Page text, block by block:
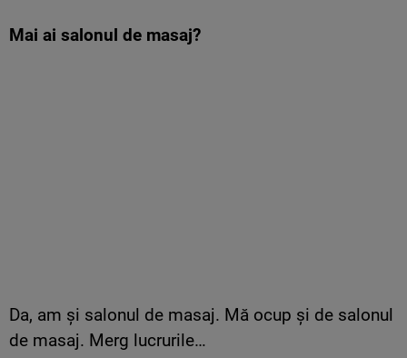
Mai ai salonul de masaj?
Da, am și salonul de masaj. Mă ocup și de salonul
de masaj. Merg lucrurile…